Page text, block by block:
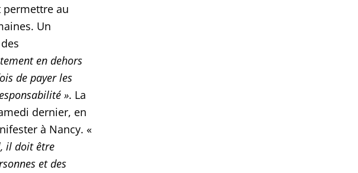
permettre au
Un
en dehors
de payer les
». La
dernier, en
à Nancy. «
il doit être
et des